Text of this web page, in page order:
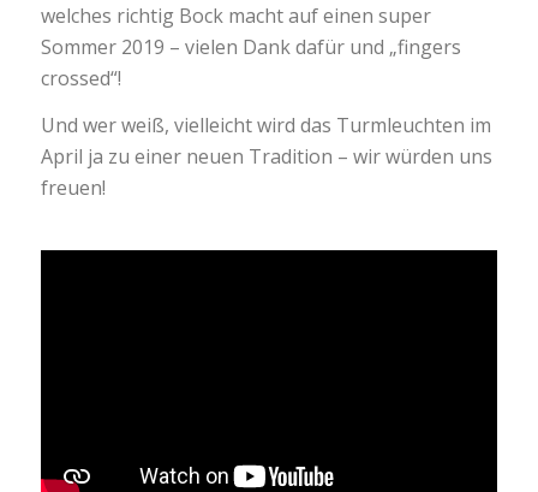
welches richtig Bock macht auf einen super
Sommer 2019 – vielen Dank dafür und „fingers
crossed“!
Und wer weiß, vielleicht wird das Turmleuchten im
April ja zu einer neuen Tradition – wir würden uns
freuen!